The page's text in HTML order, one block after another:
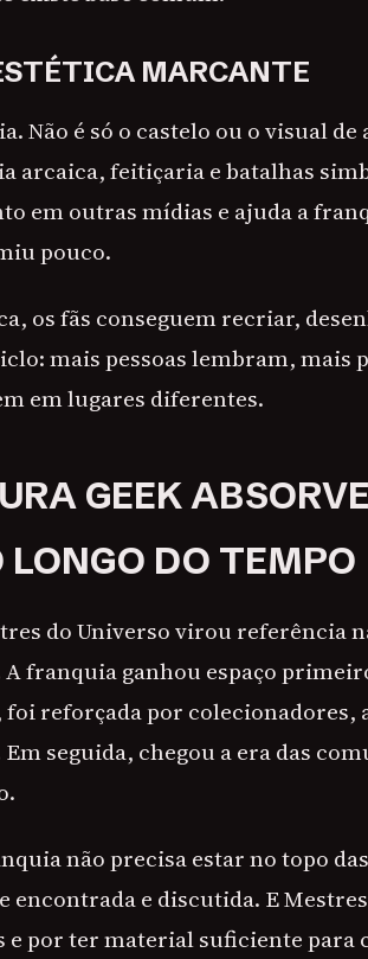
MARCANTE
Não é só o castelo ou o visual de
arcaica, feitiçaria e batalhas
em outras mídias e ajuda a
pouco.
os fãs conseguem recriar,
mais pessoas lembram, mais
em lugares diferentes.
GEEK
DO TEMPO
do Universo virou referência
franquia ganhou espaço
foi reforçada por colecionadores,
seguida, chegou a era das
não precisa estar no topo
encontrada e discutida. E
por ter material suficiente para